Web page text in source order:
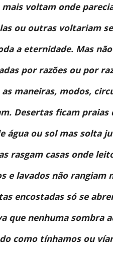
mais voltam onde
ou outras voltariam
a eternidade. Mas
por razões ou por
as maneiras, modos,
Desertas ficam praias
água ou sol mas solta
rasgam casas onde
e lavados não rangiam
encostadas só se
que nenhuma sombra
como tínhamos ou